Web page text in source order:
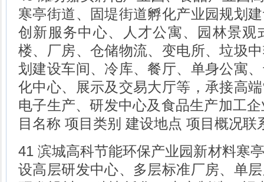
寒亭街道、固堤街道孵化产业园规划
创新服务中心、人才公寓、园林景观
楼、厂房、仓储物流、变电所、垃圾
划建设车间、冷库、餐厅、单身公寓
化中心、展示及交易大厅等，承接高
电子生产、研发中心及食品生产加工
目名称 项目类别 建设地点 项目概况联
41 滨城高科节能环保产业园新材料寒
设高层研发中心、多层标准厂房、单